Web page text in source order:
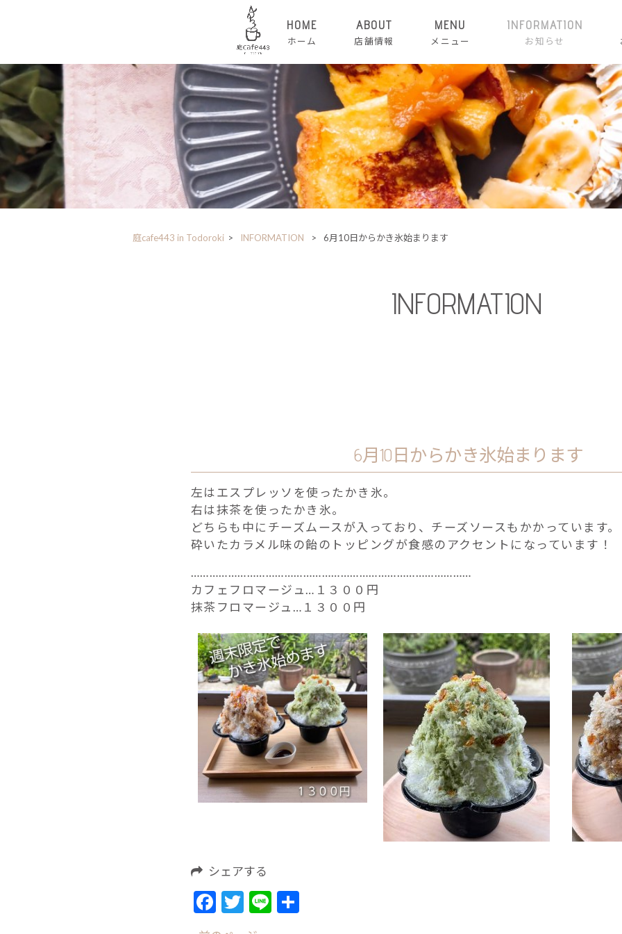
HOME
ホーム
ABOUT
店舗情報
MENU
メニュー
INFORMATION
お知らせ
庭cafe443 in Todoroki > INFORMATION > 6月10日からかき氷始まります
INFORMATION
6月10日からかき氷始まります
左はエスプレッソを使ったかき氷。
右は抹茶を使ったかき氷。
どちらも中にチーズムースが入っており、チーズソースもかかっています。
砕いたカラメル味の飴のトッピングが食感のアクセントになっています！
………………………………………………………………………………
カフェフロマージュ…１３００円
抹茶フロマージュ…１３００円
シェアする
Facebook
Twitter
Line共